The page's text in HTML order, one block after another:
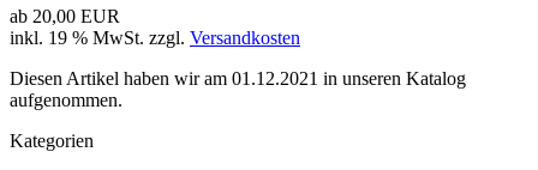
ab 20,00 EUR
inkl. 19 % MwSt. zzgl. Versandkosten
Diesen Artikel haben wir am 01.12.2021 in unseren Katalog
aufgenommen.
Kategorien